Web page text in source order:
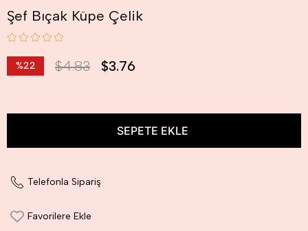
Şef Bıçak Küpe Çelik
%22
$4.83 $3.76
Telefonla Sipariş
Favorilere Ekle